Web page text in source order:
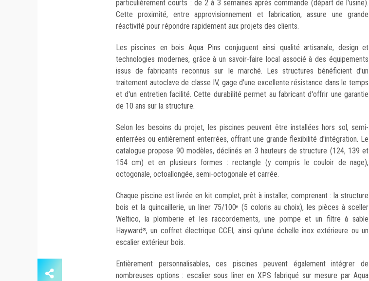
particulièrement courts : de 2 à 3 semaines après commande (départ de l'usine).
Cette proximité, entre approvisionnement et fabrication, assure une grande
réactivité pour répondre rapidement aux projets des clients.
Les piscines en bois Aqua Pins conjuguent ainsi qualité artisanale, design et
technologies modernes, grâce à un savoir-faire local associé à des équipements
issus de fabricants reconnus sur le marché. Les structures bénéficient d'un
traitement autoclave de classe IV, gage d'une excellente résistance dans le temps
et d'un entretien facilité. Cette durabilité permet au fabricant d'offrir une garantie
de 10 ans sur la structure.
Selon les besoins du projet, les piscines peuvent être installées hors sol, semi-
enterrées ou entièrement enterrées, offrant une grande flexibilité d'intégration. Le
catalogue propose 90 modèles, déclinés en 3 hauteurs de structure (124, 139 et
154 cm) et en plusieurs formes : rectangle (y compris le couloir de nage),
octogonale, octoallongée, semi-octogonale et carrée.
Chaque piscine est livrée en kit complet, prêt à installer, comprenant : la structure
bois et la quincaillerie, un liner 75/100e
(5 coloris au choix), les pièces à sceller
Weltico, la plomberie et les raccordements, une pompe et un filtre à sable
Hayward®, un coffret électrique CCEI, ainsi qu'une échelle inox extérieure ou un
escalier extérieur bois.
Entièrement personnalisables, ces piscines peuvent également intégrer de
nombreuses options : escalier sous liner en XPS fabriqué sur mesure par Aqua